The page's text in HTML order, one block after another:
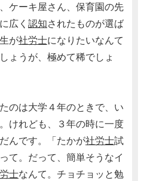
ケーキ屋さん、保育園の先
広く 認知されたものが選ば
が社労士になりたいなんて
ょうが、極めて稀でしょ
のは大学４年のときで、い
けれども、３年の時に一度
んです。「たかが社労士試
て。だって、簡単そうなイ
士なんて。チョチョッと勉